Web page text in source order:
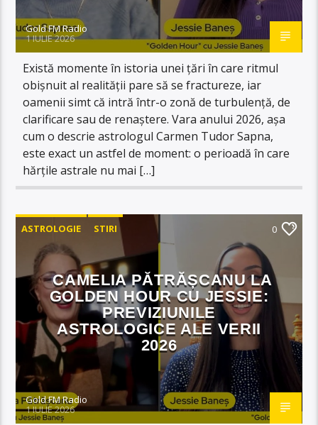
Gold FM Radio
1 IULIE 2026
Există momente în istoria unei țări în care ritmul
obișnuit al realității pare să se fractureze, iar
oamenii simt că intră într-o zonă de turbulență, de
clarificare sau de renaștere. Vara anului 2026, așa
cum o descrie astrologul Carmen Tudor Sapna,
este exact un astfel de moment: o perioadă în care
hărțile astrale nu mai […]
ASTROLOGIE STIRI 0
CAMELIA PĂTRĂȘCANU LA
GOLDEN HOUR CU JESSIE:
PREVIZIUNILE
ASTROLOGICE ALE VERII
2026
Gold FM Radio
1 IULIE 2026